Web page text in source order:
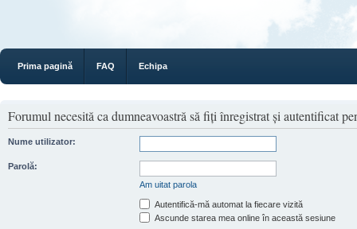
Prima pagină FAQ Echipa
Forumul necesită ca dumneavoastră să fiţi înregistrat şi autentificat
Nume utilizator:
Parolă:
Am uitat parola
Autentifică-mă automat la fiecare vizită
Ascunde starea mea online în această sesiune